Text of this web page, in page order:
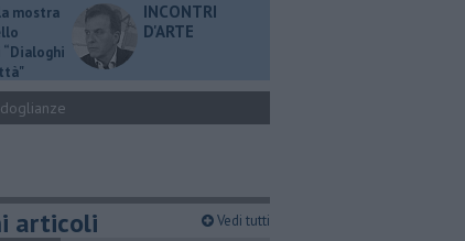
mostra
“Dialoghi
INCONTRI
D'ARTE
articoli Vedi tutti